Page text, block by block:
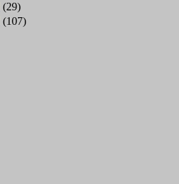
(29)
(107)